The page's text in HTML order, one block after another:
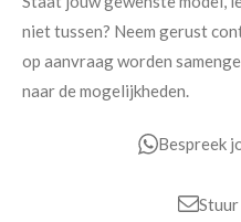
niet tussen? Neem gerust
op aanvraag worden
naar de mogelijkheden.
Bespreek
Stuur